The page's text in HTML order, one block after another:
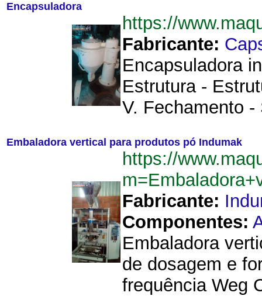
Encapsuladora
https://
Fabricante:
Encapsuladora
Estrutura -
V. Fechamento
Embaladora vertical para produtos pó Indumak
https://
Fabricante:
Componentes:
Embaladora
de dosagem e
frequência Weg